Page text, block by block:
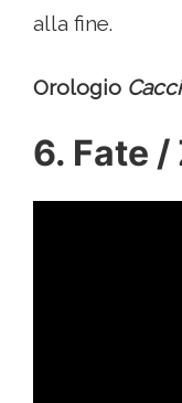
alla fine.
Orologio
6. Fate /